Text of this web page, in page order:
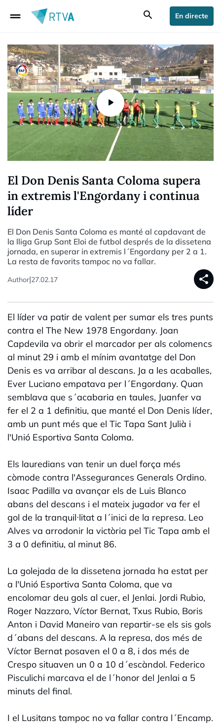
drag_handle search En directe
El Don Denis Santa Coloma supera
in extremis l'Engordany i continua
líder
El Don Denis Santa Coloma es manté al capdavant de
la lliga Grup Sant Eloi de futbol després de la dissetena
jornada, en superar in extremis l´Engordany per 2 a 1.
La resta de favorits tampoc no va fallar.
Author|27.02.17 share
El líder va patir de valent per sumar els tres punts
contra el The New 1978 Engordany. Joan
Capdevila va obrir el marcador per als colomencs
al minut 29 i amb el mínim avantatge del Don
Denis es va arribar al descans. Ja a les acaballes,
Ever Luciano empatava per l´Engordany. Quan
semblava que s´acabaria en taules, Juanfer va
fer el 2 a 1 definitiu, que manté el Don Denis líder,
amb un punt més que el Tic Tapa Sant Julià i
l'Unió Esportiva Santa Coloma.
Els lauredians van tenir un duel força més
còmode contra l'Assegurances Generals Ordino.
Isaac Padilla va avançar els de Luis Blanco
abans del descans i el mateix jugador va fer el
gol de la tranquil·litat a l´inici de la represa. Leo
Alves va arrodonir la victòria pel Tic Tapa amb el
3 a 0 definitiu, al minut 86.
La golejada de la dissetena jornada ha estat per
a l'Unió Esportiva Santa Coloma, que va
encolomar deu gols al cuer, el Jenlai. Jordi Rubio,
Roger Nazzaro, Víctor Bernat, Txus Rubio, Boris
Anton i David Maneiro van repartir-se els sis gols
d´abans del descans. A la represa, dos més de
Víctor Bernat posaven el 0 a 8, i dos més de
Crespo situaven un 0 a 10 d´escàndol. Federico
Pisculichi marcava el de l´honor del Jenlai a 5
minuts del final.
I el Lusitans tampoc no va fallar contra l´Encamp.